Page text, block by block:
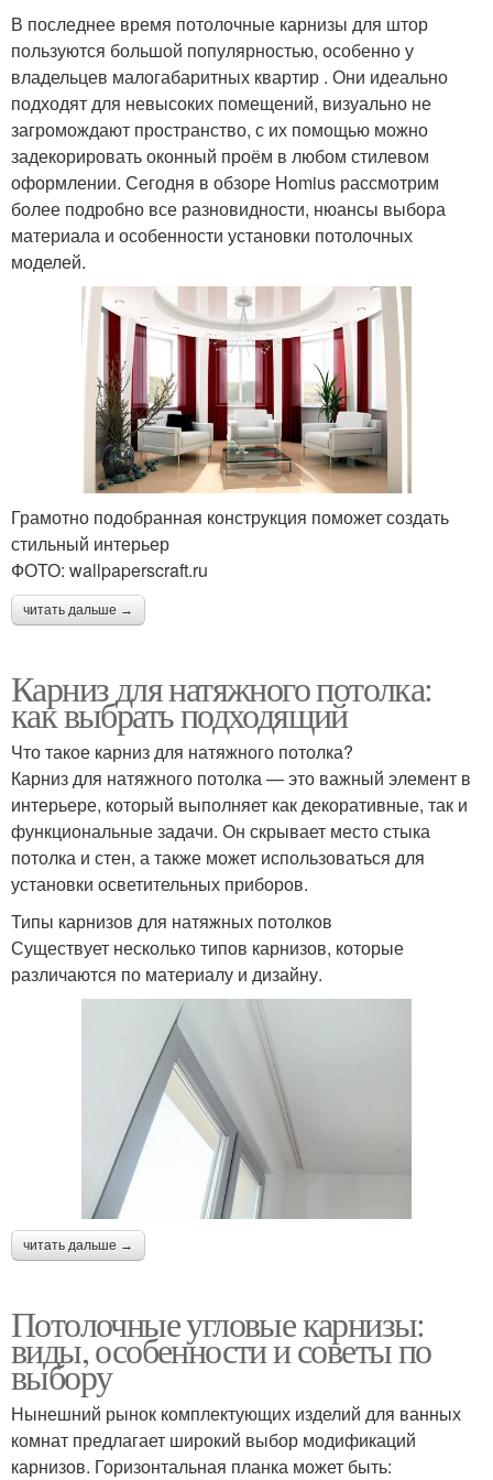
В последнее время потолочные карнизы для штор
пользуются большой популярностью, особенно у
владельцев малогабаритных квартир . Они идеально
подходят для невысоких помещений, визуально не
загромождают пространство, с их помощью можно
задекорировать оконный проём в любом стилевом
оформлении. Сегодня в обзоре Homius рассмотрим
более подробно все разновидности, нюансы выбора
материала и особенности установки потолочных
моделей.
Грамотно подобранная конструкция поможет создать
стильный интерьер
ФОТО: wallpaperscraft.ru
читать дальше →
Карниз для натяжного потолка:
как выбрать подходящий
Что такое карниз для натяжного потолка?
Карниз для натяжного потолка — это важный элемент в
интерьере, который выполняет как декоративные, так и
функциональные задачи. Он скрывает место стыка
потолка и стен, а также может использоваться для
установки осветительных приборов.
Типы карнизов для натяжных потолков
Существует несколько типов карнизов, которые
различаются по материалу и дизайну.
читать дальше →
Потолочные угловые карнизы:
виды, особенности и советы по
выбору
Нынешний рынок комплектующих изделий для ванных
комнат предлагает широкий выбор модификаций
карнизов. Горизонтальная планка может быть: